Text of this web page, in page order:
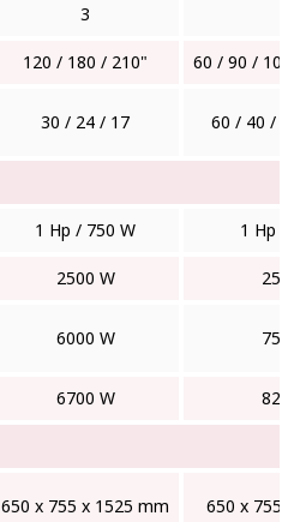
3
120 / 180 / 210" 60 / 90 / 100
30 / 24 / 17 60 / 40 / 36
1 Hp / 750 W 1 Hp /
2500 W 2500
6000 W 7500
6700 W 8250
650 x 755 x 1525 mm 650 x 755 x